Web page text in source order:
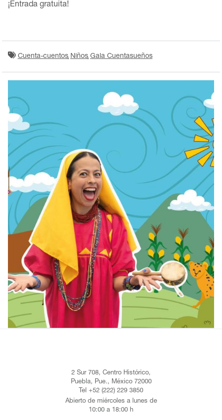
¡Entrada gratuita!
Cuenta-cuentos Niños Gala Cuentasueños
2 Sur 708, Centro Histórico,
Puebla, Pue., México 72000
Tel +52 (222) 229 3850
Abierto de miércoles a lunes de
10:00 a 18:00 h